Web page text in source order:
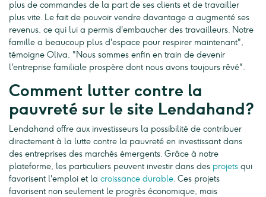
plus de commandes de la part de ses clients et de travailler
plus vite. Le fait de pouvoir vendre davantage a augmenté ses
revenus, ce qui lui a permis d'embaucher des travailleurs. Notre
famille a beaucoup plus d'espace pour respirer maintenant",
témoigne Oliva, "Nous sommes enfin en train de devenir
l'entreprise familiale prospère dont nous avons toujours rêvé".
Comment lutter contre la
pauvreté sur le site Lendahand?
Lendahand offre aux investisseurs la possibilité de contribuer
directement à la lutte contre la pauvreté en investissant dans
des entreprises des marchés émergents. Grâce à notre
plateforme, les particuliers peuvent investir dans des projets qui
favorisent l'emploi et la croissance durable. Ces projets
favorisent non seulement le progrès économique, mais